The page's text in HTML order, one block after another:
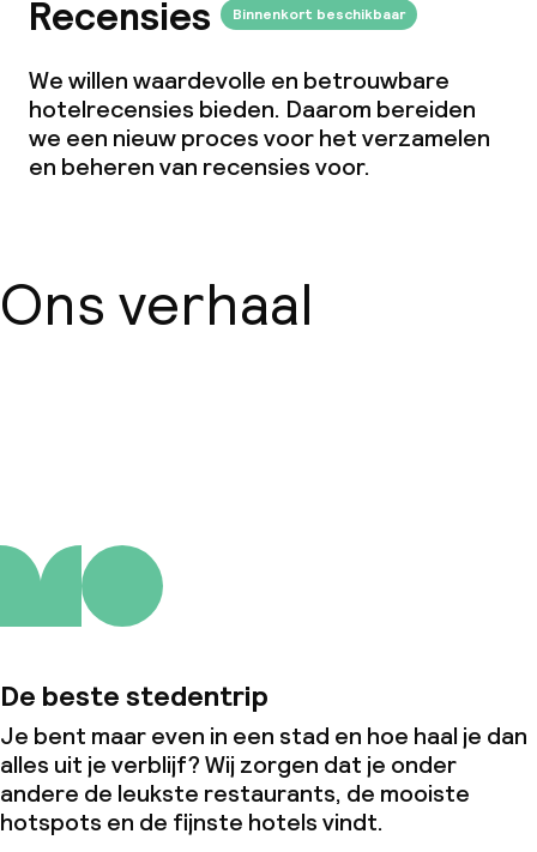
Recensies Binnenkort beschikbaar
We willen waardevolle en betrouwbare
hotelrecensies bieden. Daarom bereiden
we een nieuw proces voor het verzamelen
en beheren van recensies voor.
Ons verhaal
De beste stedentrip
Je bent maar even in een stad en hoe haal je dan
alles uit je verblijf? Wij zorgen dat je onder
andere de leukste restaurants, de mooiste
hotspots en de fijnste hotels vindt.